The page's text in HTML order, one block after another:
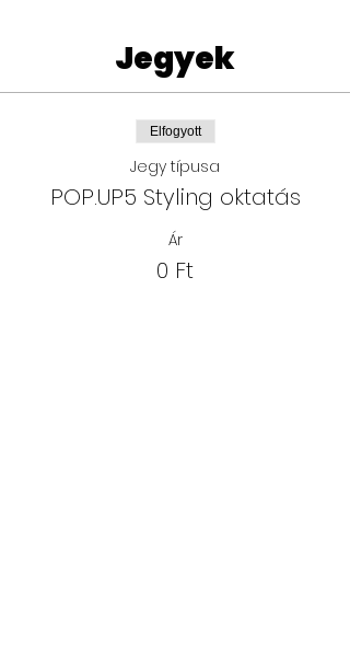
Jegyek
Elfogyott
Jegy típusa
POP.UP5 Styling oktatás
Ár
0 Ft